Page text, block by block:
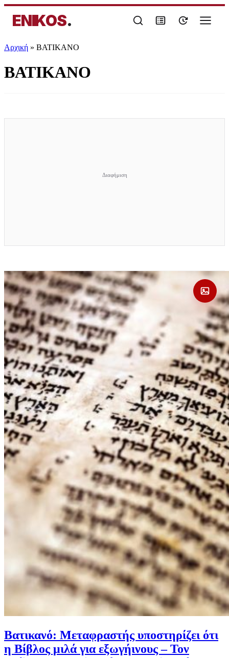
ENIKOS.
Αρχική » ΒΑΤΙΚΑΝΟ
ΒΑΤΙΚΑΝΟ
Βατικανό: Μεταφραστής υποστηρίζει ότι
η Βίβλος μιλά για εξωγήινους – Τον